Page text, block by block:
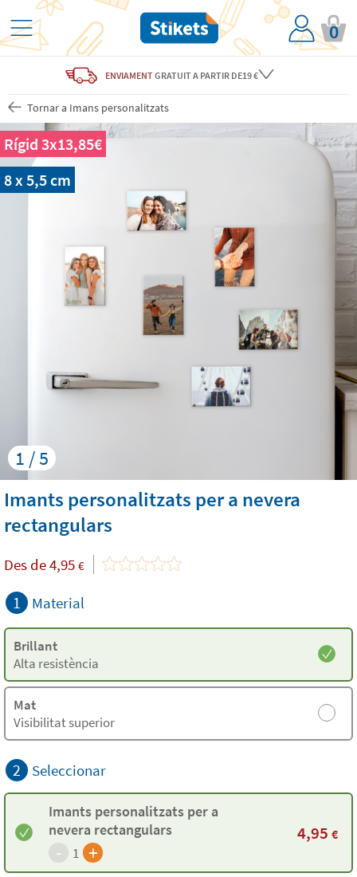
0
ENVIAMENTGRATUITA PARTIR DE19 €
Tornar a Imans personalitzats
1 / 5
Rígid 3x13,85€
8 x 5,5 cm
Imants personalitzats per a nevera
rectangulars
Des de4,95 €
1 Material
Brillant
Alta resistència
Mat
Visibilitat superior
2 Seleccionar
Imants personalitzats per a
nevera rectangulars
- 1 +
4,95 €